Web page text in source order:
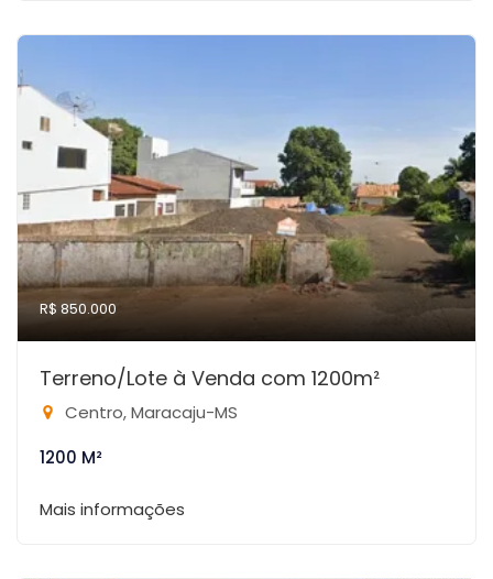
R$ 850.000
Terreno/Lote à Venda com 1200m²
Centro, Maracaju-MS
1200 M²
Mais informações